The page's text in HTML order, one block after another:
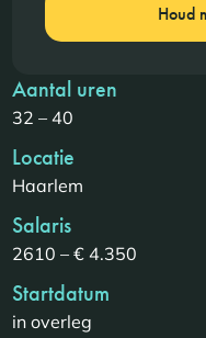
Houd
Aantal uren
32 – 40
Locatie
Haarlem
Salaris
2610 – € 4.350
Startdatum
in overleg